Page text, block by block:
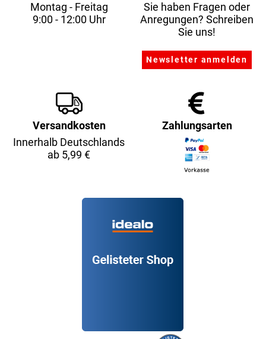
Montag - Freitag
9:00 - 12:00 Uhr
Sie haben Fragen oder
Anregungen? Schreiben
Sie uns!
Versandkosten
Innerhalb Deutschlands
ab 5,99 €
Zahlungsarten